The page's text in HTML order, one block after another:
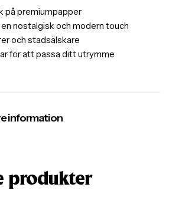
på premiumpapper
nostalgisk och modern touch
och stadsälskare
för att passa ditt utrymme
information
produkter